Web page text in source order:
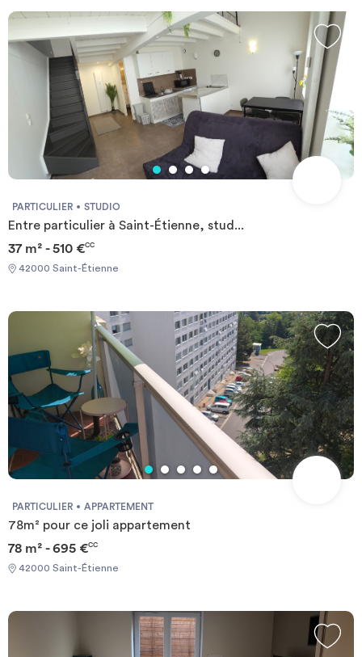
PARTICULIER STUDIO
Entre particulier à Saint-Étienne, stud...
37 m² - 510 €CC
42000 Saint-Étienne
PARTICULIER APPARTEMENT
78m² pour ce joli appartement
78 m² - 695 €CC
42000 Saint-Étienne